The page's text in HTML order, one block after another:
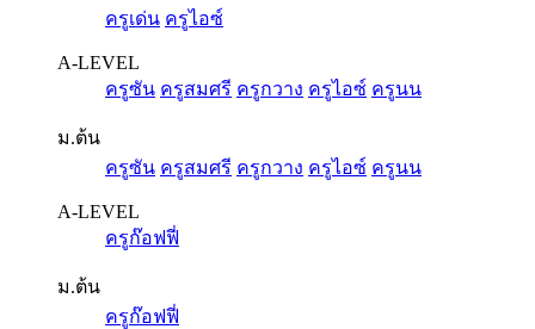
ครูเด่น ครูไอซ์
A-LEVEL
ครูซัน ครูสมศรี ครูกวาง ครูไอซ์ ครูนน
ม.ต้น
ครูซัน ครูสมศรี ครูกวาง ครูไอซ์ ครูนน
A-LEVEL
ครูก๊อฟฟี่
ม.ต้น
ครูก๊อฟฟี่